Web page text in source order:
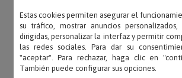
Elena – 20/06/2024
Estas cookies permiten asegurar el
su tráfico, mostrar anuncios personalizados,
dirigidas, personalizar la interfaz y permitir
las redes sociales. Para dar su
"aceptar". Para rechazar, haga clic en
También puede configurar sus opciones.